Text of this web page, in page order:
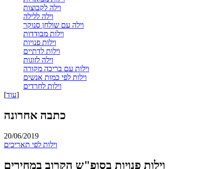
וילה לקבוצות
וילה ללילה
וילה עם שולחן סנוקר
וילות מבודדות
וילות פנויות
וילות לדתיים
וילה לזוגות
וילות עם בריכה מקורה
וילות לפי כמות אנשים
וילות לחרדים
[עוד]
כתבה אחרונה
20/06/2019
וילות לפי תאריכים
וילות פנויות בסופ"ש הקרוב במחירים